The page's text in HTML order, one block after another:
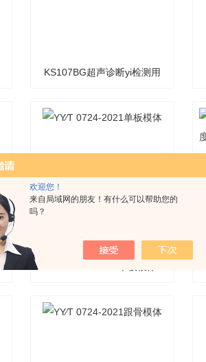
欢迎您！
来自局域网的朋友！有什么可以帮助您的
吗？
KS107BG超声诊断yi检测用